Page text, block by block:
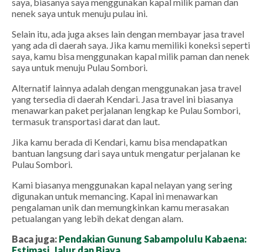
nenek saya untuk menuju pulau ini.
Selain itu, ada juga akses lain dengan membayar jasa travel
yang ada di daerah saya. Jika kamu memiliki koneksi seperti
saya, kamu bisa menggunakan kapal milik paman dan nenek
saya untuk menuju Pulau Sombori.
Alternatif lainnya adalah dengan menggunakan jasa travel
yang tersedia di daerah Kendari. Jasa travel ini biasanya
menawarkan paket perjalanan lengkap ke Pulau Sombori,
termasuk transportasi darat dan laut.
Jika kamu berada di Kendari, kamu bisa mendapatkan
bantuan langsung dari saya untuk mengatur perjalanan ke
Pulau Sombori.
Kami biasanya menggunakan kapal nelayan yang sering
digunakan untuk memancing. Kapal ini menawarkan
pengalaman unik dan memungkinkan kamu merasakan
petualangan yang lebih dekat dengan alam.
Baca juga: Pendakian Gunung Sabampolulu Kabaena: